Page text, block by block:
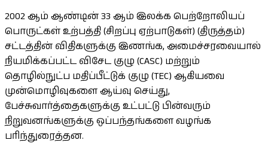
2002 ஆம் ஆண்டின் 33 ஆம் இலக்க பெற்றோலியப்
பொருட்கள் உற்பத்தி (சிறப்பு ஏற்பாடுகள்) (திருத்தம்)
சட்டத்தின் விதிகளுக்கு இணங்க, அமைச்சரவையால்
நியமிக்கப்பட்ட விசேட குழு (CASC) மற்றும்
தொழில்நுட்ப மதிப்பீட்டுக் குழு (TEC) ஆகியவை
முன்மொழிவுகளை ஆய்வு செய்து,
பேச்சுவார்த்தைகளுக்கு உட்பட்டு பின்வரும்
நிறுவனங்களுக்கு ஒப்பந்தங்களை வழங்க
பரிந்துரைத்தன.